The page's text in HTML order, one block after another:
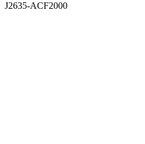
J2635-ACF2000